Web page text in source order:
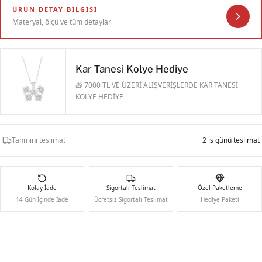
ÜRÜN DETAY BILGISI
Materyal, ölçü ve tüm detaylar
Kar Tanesi Kolye Hediye
🎁 7000 TL VE ÜZERİ ALIŞVERİŞLERDE KAR TANESİ
KOLYE HEDİYE
Tahmini teslimat 2 iş günü teslimat
Kolay İade
14 Gün İçinde İade
Sigortalı Teslimat
Ücretsiz Sigortalı Teslimat
Özel Paketleme
Hediye Paketi